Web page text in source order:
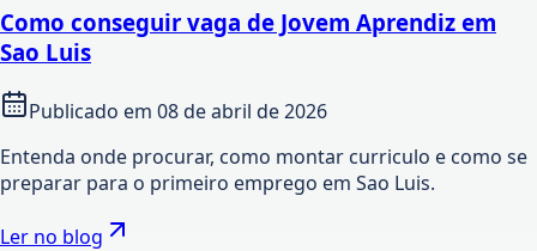
Como conseguir vaga de Jovem Aprendiz em
Sao Luis
Publicado em 08 de abril de 2026
Entenda onde procurar, como montar curriculo e como se
preparar para o primeiro emprego em Sao Luis.
Ler no blog